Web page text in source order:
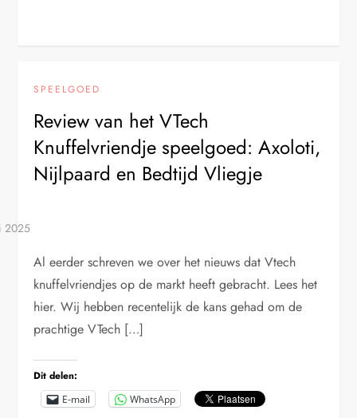
SPEELGOED
Review van het VTech
Knuffelvriendje speelgoed: Axoloti,
Nijlpaard en Bedtijd Vliegje
Al eerder schreven we over het nieuws dat Vtech
knuffelvriendjes op de markt heeft gebracht. Lees het
hier. Wij hebben recentelijk de kans gehad om de
prachtige VTech […]
Dit delen:
E-mail WhatsApp